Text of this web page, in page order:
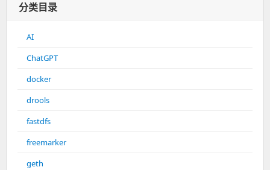
分类目录
AI
ChatGPT
docker
drools
fastdfs
freemarker
geth